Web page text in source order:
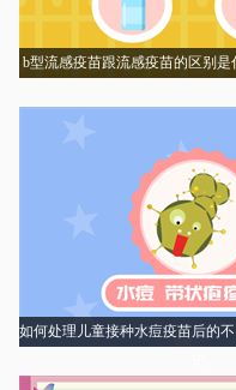
b型流感疫苗跟流感疫苗的区别是
如何处理儿童接种水痘疫苗后的